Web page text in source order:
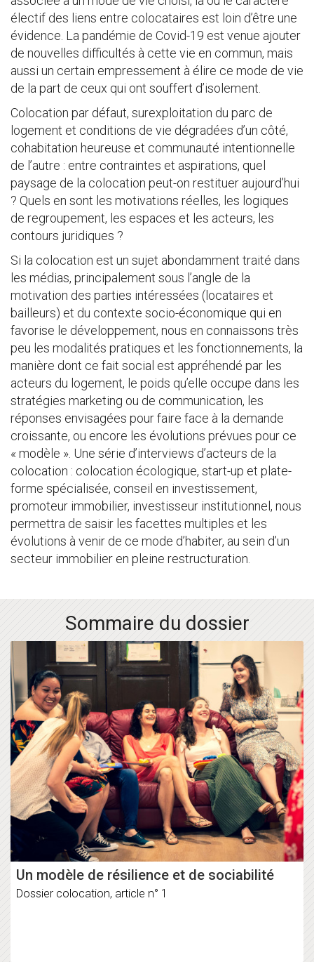
électif des liens entre colocataires est loin d’être une
évidence. La pandémie de Covid-19 est venue ajouter
de nouvelles difficultés à cette vie en commun, mais
aussi un certain empressement à élire ce mode de vie
de la part de ceux qui ont souffert d’isolement.
Colocation par défaut, surexploitation du parc de
logement et conditions de vie dégradées d’un côté,
cohabitation heureuse et communauté intentionnelle
de l’autre : entre contraintes et aspirations, quel
paysage de la colocation peut-on restituer aujourd’hui
? Quels en sont les motivations réelles, les logiques
de regroupement, les espaces et les acteurs, les
contours juridiques ?
Si la colocation est un sujet abondamment traité dans
les médias, principalement sous l’angle de la
motivation des parties intéressées (locataires et
bailleurs) et du contexte socio-économique qui en
favorise le développement, nous en connaissons très
peu les modalités pratiques et les fonctionnements, la
manière dont ce fait social est appréhendé par les
acteurs du logement, le poids qu’elle occupe dans les
stratégies marketing ou de communication, les
réponses envisagées pour faire face à la demande
croissante, ou encore les évolutions prévues pour ce
« modèle ». Une série d’interviews d’acteurs de la
colocation : colocation écologique, start-up et plate-
forme spécialisée, conseil en investissement,
promoteur immobilier, investisseur institutionnel, nous
permettra de saisir les facettes multiples et les
évolutions à venir de ce mode d’habiter, au sein d’un
secteur immobilier en pleine restructuration.
Sommaire du dossier
Un modèle de résilience et de sociabilité
Dossier colocation, article n° 1